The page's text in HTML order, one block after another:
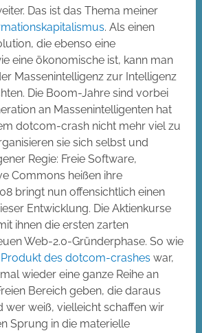
Das ist das Thema meiner
. Als einen
die ebenso eine
eine ökonomische ist, kann man
Massenintelligenz zur Intelligenz
Die Boom-Jahre sind vorbei
an Massenintelligenten hat
dotcom-crash nicht mehr viel zu
sie sich selbst und
Regie: Freie Software,
Commons heißen ihre
bringt nun offensichtlich einen
Entwicklung. Die Aktienkurse
ihnen die ersten zarten
Web-2.0-Gründerphase. So wie
des dotcom-crashes war,
wieder eine ganze Reihe an
Bereich geben, die daraus
wer weiß, vielleicht schaffen wir
Sprung in die materielle